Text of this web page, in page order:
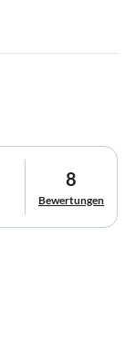
8
Bewertungen